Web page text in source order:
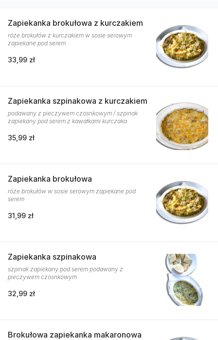
Zapiekanka brokułowa z kurczakiem
róże brokułów z kurczakiem w sosie serowym
zapiekane pod serem
33,99 zł
Zapiekanka szpinakowa z kurczakiem
podawany z pieczywem czosnkowym / szpinak
zapiekany pod serem z kawałkami kurczaka
35,99 zł
Zapiekanka brokułowa
róże brokułów w sosie serowym zapiekane pod
serem
31,99 zł
Zapiekanka szpinakowa
szpinak zapiekany pod serem podawany z
pieczywem czosnkowym
32,99 zł
Brokułowa zapiekanka makaronowa